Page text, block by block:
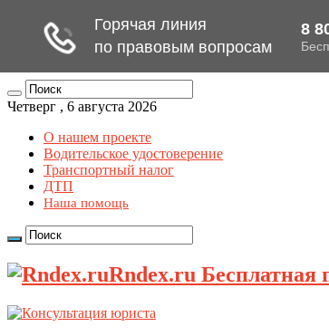
Четверг , 6 августа 2026
О нашем проекте
Водительское удостоверение
Транспортный налог
ДТП
Наша помощь
Rndex.ru